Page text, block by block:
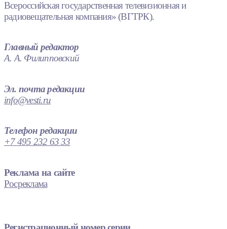
Всероссийская государственная телевизионная и
радиовещательная компания» (ВГТРК).
Главный редактор
А. А. Филипповский
Эл. почта редакции
info@vesti.ru
Телефон редакции
+7 495 232 63 33
Реклама на сайте
Росреклама